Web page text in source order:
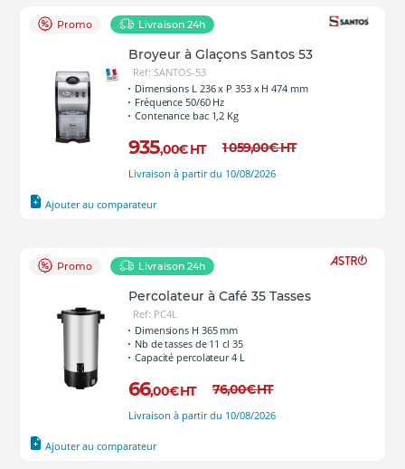
Promo Livraison 24h
Broyeur à Glaçons Santos 53
Ref: SANTOS-53
Dimensions L 236 x P 353 x H 474 mm
Fréquence 50/60 Hz
Contenance bac 1,2 Kg
935,00€ HT 1 059,00€HT
Livraison à partir du 10/08/2026
Ajouter au comparateur
Promo Livraison 24h
Percolateur à Café 35 Tasses
Ref: PC4L
Dimensions H 365 mm
Nb de tasses de 11 cl 35
Capacité percolateur 4 L
66,00€HT 76,00€HT
Livraison à partir du 10/08/2026
Ajouter au comparateur